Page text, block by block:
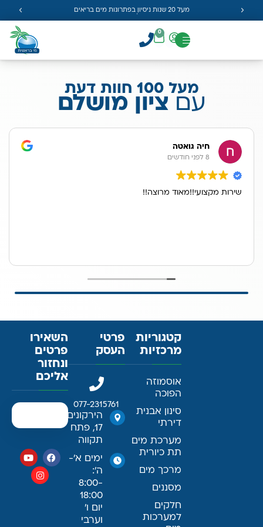
מעל 20 שנות ניסיון בפתרונות מים בריאים
0
מעל 100 חוות דעת
עםציון מושלם
חיה גואטה
8 לפני חודשים
שירות מקצועי!!מאוד מרוצה!!
קטגוריות
מרכזיות
אוסמוזה
הפוכה
סינון אבנית
דירתי
מערכת מים
תת כיורית
מרכך מים
מסננים
חלקים
למערכות
פרטי
העסק
077-2315761
הירקונים
17, פתח
תקווה
ימים א׳-
ה׳:
8:00-
18:00
יום ו׳
וערבי
השאירו
פרטים
ונחזור
אליכם